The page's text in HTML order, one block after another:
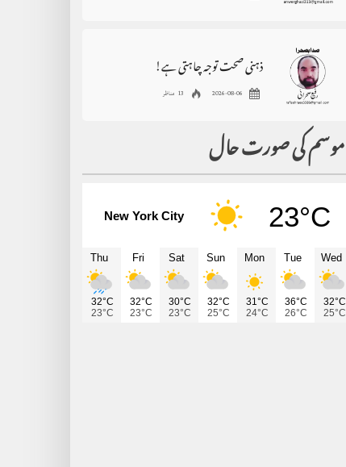
ذہنی صحت توجہ چاہتی ہے!
2026-08-06 13 مناظر
موسم کی صورت حال
New York City 23°C
Thu
32°C
23°C
Fri
32°C
23°C
Sat
30°C
23°C
Sun
32°C
25°C
Mon
31°C
24°C
Tue
36°C
26°C
Wed
32°C
25°C